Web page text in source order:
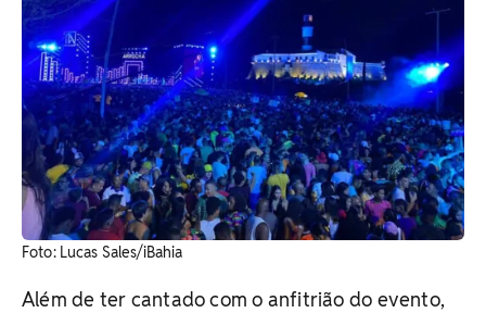
Foto: Lucas Sales/iBahia
Além de ter cantado com o anfitrião do evento,